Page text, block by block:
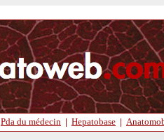
Pda du médecin | Hepatobase |